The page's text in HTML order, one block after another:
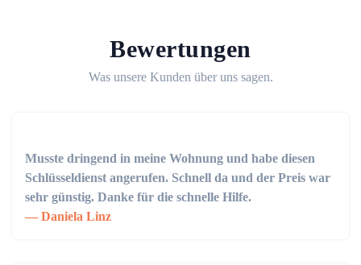
Bewertungen
Was unsere Kunden über uns sagen.
Musste dringend in meine Wohnung und habe diesen
Schlüsseldienst angerufen. Schnell da und der Preis war
sehr günstig. Danke für die schnelle Hilfe.
Daniela Linz